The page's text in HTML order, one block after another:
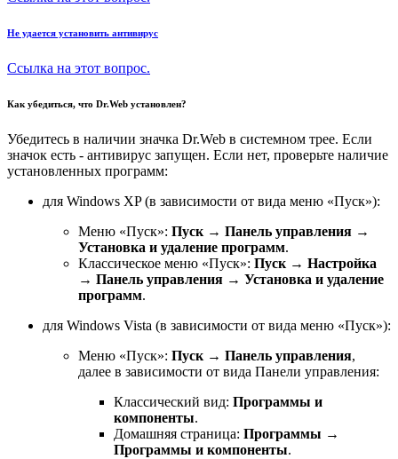
Не удается установить антивирус
Ссылка на этот вопрос.
Как убедиться, что Dr.Web установлен?
Убедитесь в наличии значка Dr.Web в системном трее. Если
значок есть - антивирус запущен. Если нет, проверьте наличие
установленных программ:
для Windows XP (в зависимости от вида меню «Пуск»):
Меню «Пуск»: Пуск → Панель управления →
Установка и удаление программ.
Классическое меню «Пуск»: Пуск → Настройка
→ Панель управления → Установка и удаление
программ.
для Windows Vista (в зависимости от вида меню «Пуск»):
Меню «Пуск»: Пуск → Панель управления,
далее в зависимости от вида Панели управления:
Классический вид: Программы и
компоненты.
Домашняя страница: Программы →
Программы и компоненты.